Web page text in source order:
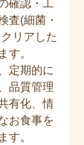
確認・工
査(細菌・
リアした
す。
定期的に
品質管理
有化、情
お食事を
す。